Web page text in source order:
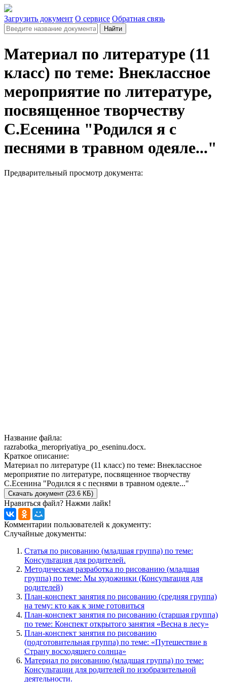
Загрузить документ О сервисе Обратная связь
Найти
Материал по литературе (11
класс) по теме: Внеклассное
мероприятие по литературе,
посвященное творчеству
С.Есенина "Родился я с
песнями в травном одеяле..."
Предварительный просмотр документа:
Название файла:
razrabotka_meropriyatiya_po_eseninu.docx.
Краткое описание:
Материал по литературе (11 класс) по теме: Внеклассное
мероприятие по литературе, посвященное творчеству
С.Есенина "Родился я с песнями в травном одеяле..."
Скачать документ (23.6 КБ)
Нравиться файл? Нажми лайк!
Комментарии пользователей к документу:
Случайные документы:
Статья по рисованию (младшая группа) по теме:
Консультация для родителей.
Методическая разработка по рисованию (младшая
группа) по теме: Мы художники (Консультация для
родителей)
План-конспект занятия по рисованию (средняя группа)
на тему: кто как к зиме готовиться
План-конспект занятия по рисованию (старшая группа)
по теме: Конспект открытого занятия «Весна в лесу»
План-конспект занятия по рисованию
(подготовительная группа) по теме: «Путешествие в
Страну восходящего солнца»
Материал по рисованию (младшая группа) по теме:
Консультации для родителей по изобразительной
деятельности.